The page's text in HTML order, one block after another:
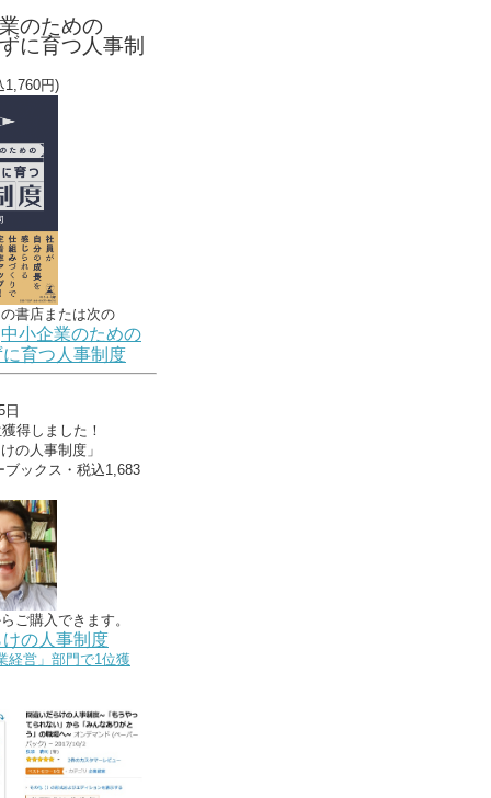
のための
に育つ人事制
1,760円)
書店または次の
中小企業のための
に育つ人事制度
日
得しました！
の人事制度」
ブックス・税込1,683
ご購入できます。
の人事制度
経営」部門で1位獲